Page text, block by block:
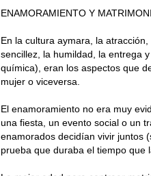
ENAMORAMIENTO Y
En la cultura aymara, la
sencillez, la humildad, la entrega
química), eran los aspectos que
mujer o viceversa.
El enamoramiento no era muy
una fiesta, un evento social o un
enamorados decidían vivir juntos
prueba que duraba el tiempo que